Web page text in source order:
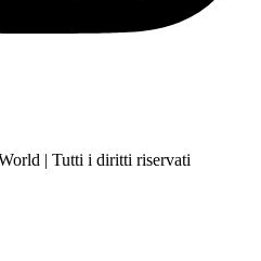
| Tutti i diritti riservati